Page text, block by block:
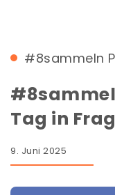
#8sammeln
Tag in
9. Juni 2025